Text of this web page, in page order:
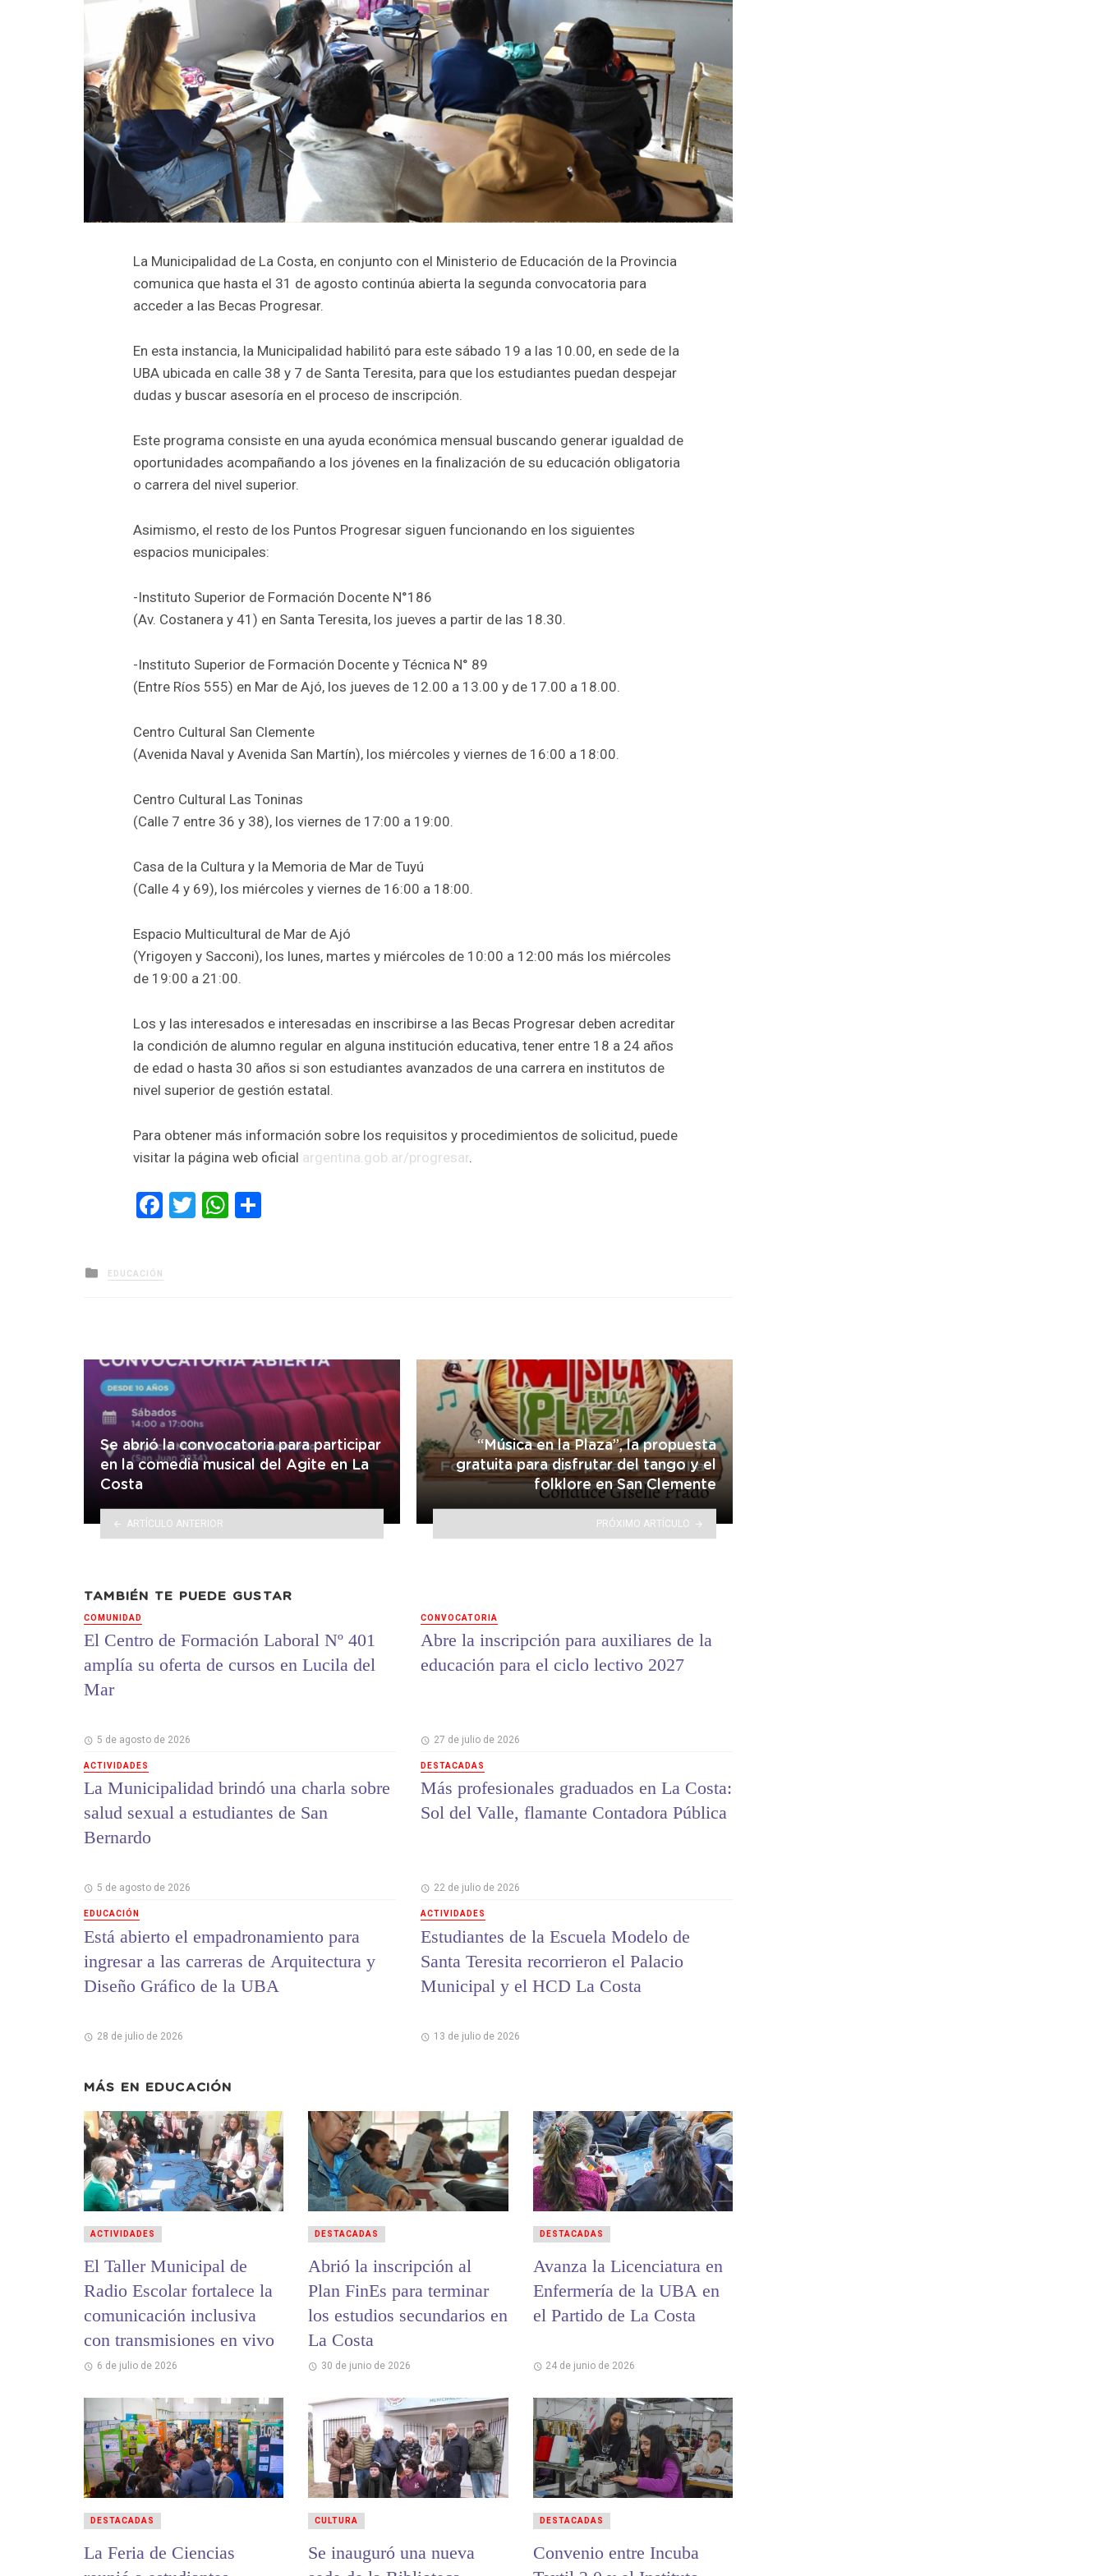
La Municipalidad de La Costa, en conjunto con el Ministerio de Educación de la Provincia
comunica que hasta el 31 de agosto continúa abierta la segunda convocatoria para
acceder a las Becas Progresar.
En esta instancia, la Municipalidad habilitó para este sábado 19 a las 10.00, en sede de la
UBA ubicada en calle 38 y 7 de Santa Teresita, para que los estudiantes puedan despejar
dudas y buscar asesoría en el proceso de inscripción.
Este programa consiste en una ayuda económica mensual buscando generar igualdad de
oportunidades acompañando a los jóvenes en la finalización de su educación obligatoria
o carrera del nivel superior.
Asimismo, el resto de los Puntos Progresar siguen funcionando en los siguientes
espacios municipales:
-Instituto Superior de Formación Docente N°186
(Av. Costanera y 41) en Santa Teresita, los jueves a partir de las 18.30.
-Instituto Superior de Formación Docente y Técnica N° 89
(Entre Ríos 555) en Mar de Ajó, los jueves de 12.00 a 13.00 y de 17.00 a 18.00.
Centro Cultural San Clemente
(Avenida Naval y Avenida San Martín), los miércoles y viernes de 16:00 a 18:00.
Centro Cultural Las Toninas
(Calle 7 entre 36 y 38), los viernes de 17:00 a 19:00.
Casa de la Cultura y la Memoria de Mar de Tuyú
(Calle 4 y 69), los miércoles y viernes de 16:00 a 18:00.
Espacio Multicultural de Mar de Ajó
(Yrigoyen y Sacconi), los lunes, martes y miércoles de 10:00 a 12:00 más los miércoles
de 19:00 a 21:00.
Los y las interesados e interesadas en inscribirse a las Becas Progresar deben acreditar
la condición de alumno regular en alguna institución educativa, tener entre 18 a 24 años
de edad o hasta 30 años si son estudiantes avanzados de una carrera en institutos de
nivel superior de gestión estatal.
Para obtener más información sobre los requisitos y procedimientos de solicitud, puede
visitar la página web oficial argentina.gob.ar/progresar.
Facebook
TwitterWhatsApp
Posted
in
EDUCACIÓN
Se abrió la convocatoria para participar
en la comedia musical del Agite en La
Costa
ARTÍCULO ANTERIOR
“Música en la Plaza”, la propuesta
gratuita para disfrutar del tango y el
folklore en San Clemente
PRÓXIMO ARTÍCULO
TAMBIÉN TE PUEDE GUSTAR
COMUNIDAD
El Centro de Formación Laboral Nº 401
amplía su oferta de cursos en Lucila del
Mar
5 de agosto de 2026
ACTIVIDADES
La Municipalidad brindó una charla sobre
salud sexual a estudiantes de San
Bernardo
5 de agosto de 2026
EDUCACIÓN
Está abierto el empadronamiento para
ingresar a las carreras de Arquitectura y
Diseño Gráfico de la UBA
28 de julio de 2026
CONVOCATORIA
Abre la inscripción para auxiliares de la
educación para el ciclo lectivo 2027
27 de julio de 2026
DESTACADAS
Más profesionales graduados en La Costa:
Sol del Valle, flamante Contadora Pública
22 de julio de 2026
ACTIVIDADES
Estudiantes de la Escuela Modelo de
Santa Teresita recorrieron el Palacio
Municipal y el HCD La Costa
13 de julio de 2026
MÁS EN EDUCACIÓN
El Taller Municipal de
Radio Escolar fortalece la
comunicación inclusiva
con transmisiones en vivo
6 de julio de 2026
ACTIVIDADES
Abrió la inscripción al
Plan FinEs para terminar
los estudios secundarios en
La Costa
30 de junio de 2026
DESTACADAS
Avanza la Licenciatura en
Enfermería de la UBA en
el Partido de La Costa
24 de junio de 2026
DESTACADAS
La Feria de Ciencias
DESTACADAS
Se inauguró una nueva
CULTURA
Convenio entre Incuba
DESTACADAS